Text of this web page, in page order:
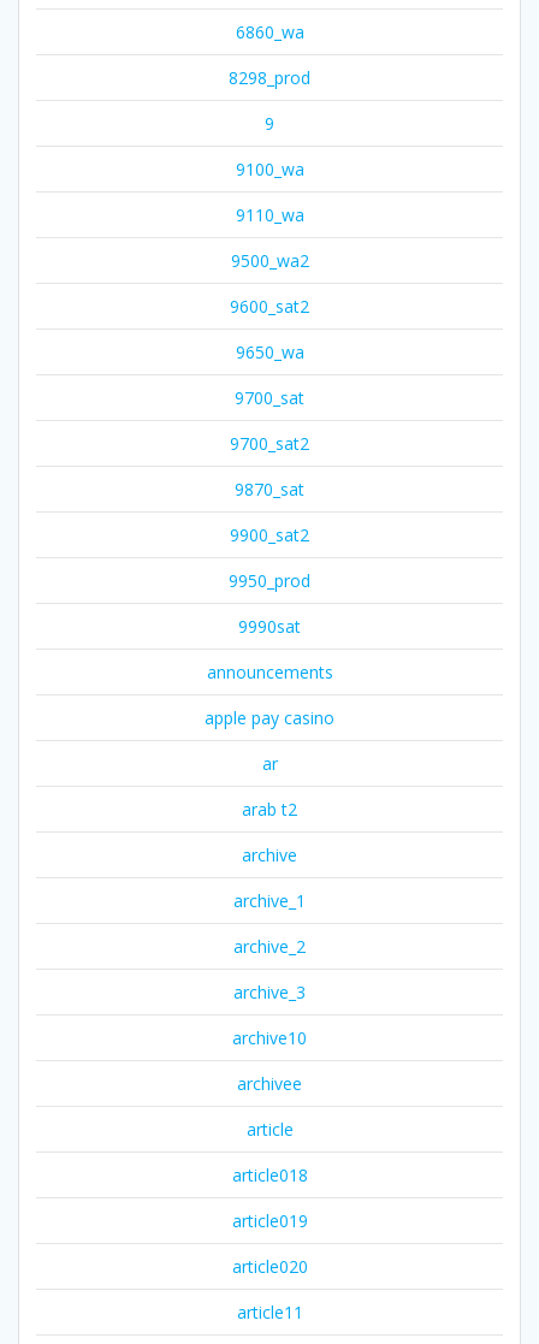
6860_wa
8298_prod
9
9100_wa
9110_wa
9500_wa2
9600_sat2
9650_wa
9700_sat
9700_sat2
9870_sat
9900_sat2
9950_prod
9990sat
announcements
apple pay casino
ar
arab t2
archive
archive_1
archive_2
archive_3
archive10
archivee
article
article018
article019
article020
article11